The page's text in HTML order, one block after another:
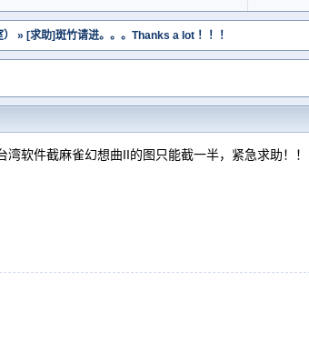
» [求助]斑竹请进。。。Thanks a lot ！！！
湾软件截麻雀幻想曲II的图只能截一半，紧急求助！！